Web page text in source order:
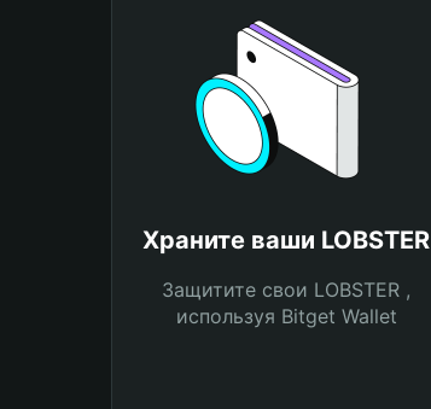
Храните ваши LOBSTER
Защитите свои LOBSTER ,
используя Bitget Wallet